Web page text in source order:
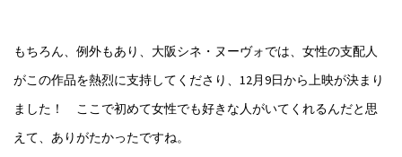
もちろん、例外もあり、大阪シネ・ヌーヴォでは、女性の支配人
がこの作品を熱烈に支持してくださり、12月9日から上映が決まり
ました！ ここで初めて女性でも好きな人がいてくれるんだと思
えて、ありがたかったですね。